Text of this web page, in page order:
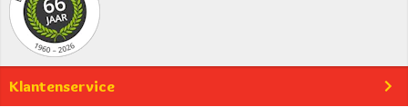
Klantenservice